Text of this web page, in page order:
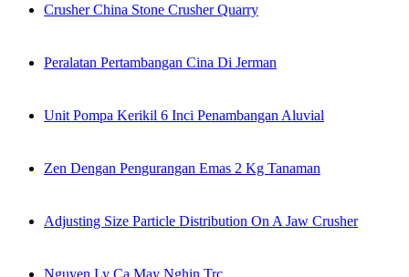
Crusher China Stone Crusher Quarry
Peralatan Pertambangan Cina Di Jerman
Unit Pompa Kerikil 6 Inci Penambangan Aluvial
Zen Dengan Pengurangan Emas 2 Kg Tanaman
Adjusting Size Particle Distribution On A Jaw Crusher
Nguyen Ly Ca May Nghin Trc